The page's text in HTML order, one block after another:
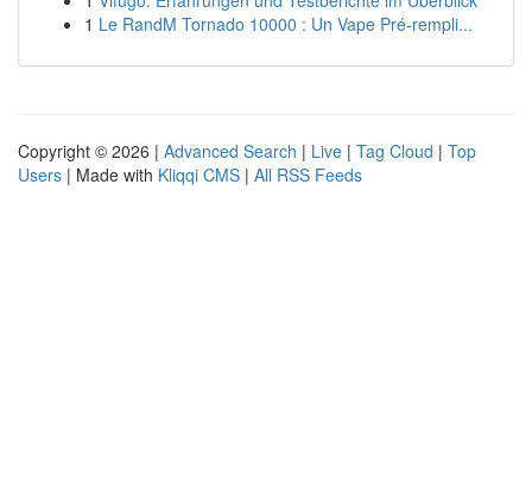
1 Le RandM Tornado 10000 : Un Vape Pré-rempli...
Copyright © 2026 | Advanced Search | Live | Tag Cloud | Top
Users | Made with Kliqqi CMS | All RSS Feeds